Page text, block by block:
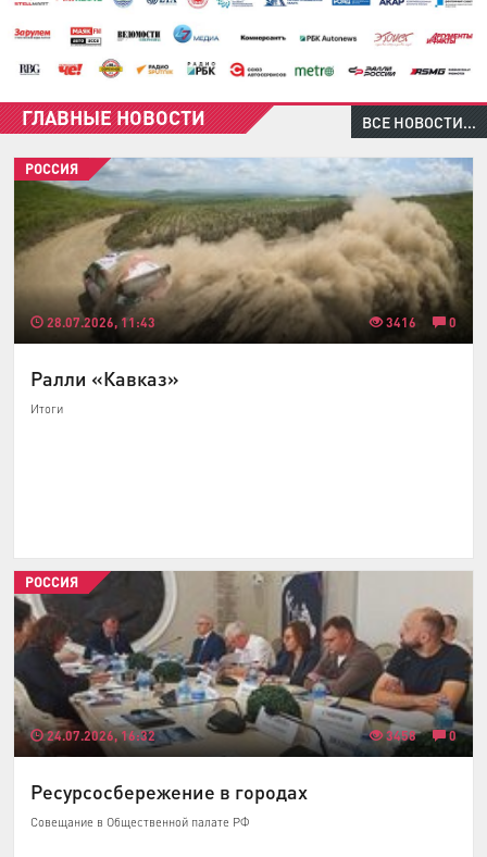
ГЛАВНЫЕ НОВОСТИ ВСЕ НОВОСТИ...
28.07.2026, 11:43 3416 0
РОССИЯ
Ралли «Кавказ»
Итоги
24.07.2026, 16:32 3458 0
РОССИЯ
Ресурсосбережение в городах
Совещание в Общественной палате РФ